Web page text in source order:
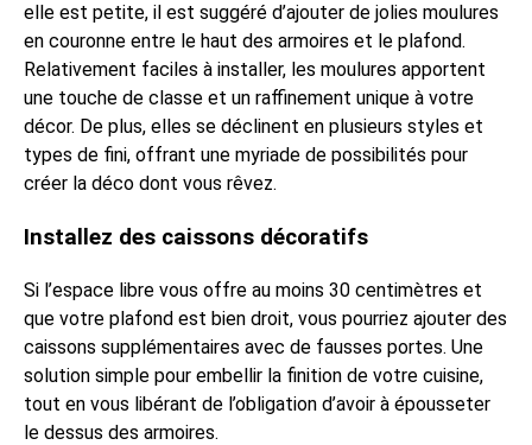
elle est petite, il est suggéré d’ajouter de jolies moulures
en couronne entre le haut des armoires et le plafond.
Relativement faciles à installer, les moulures apportent
une touche de classe et un raffinement unique à votre
décor. De plus, elles se déclinent en plusieurs styles et
types de fini, offrant une myriade de possibilités pour
créer la déco dont vous rêvez.
Installez des caissons décoratifs
Si l’espace libre vous offre au moins 30 centimètres et
que votre plafond est bien droit, vous pourriez ajouter des
caissons supplémentaires avec de fausses portes. Une
solution simple pour embellir la finition de votre cuisine,
tout en vous libérant de l’obligation d’avoir à épousseter
le dessus des armoires.